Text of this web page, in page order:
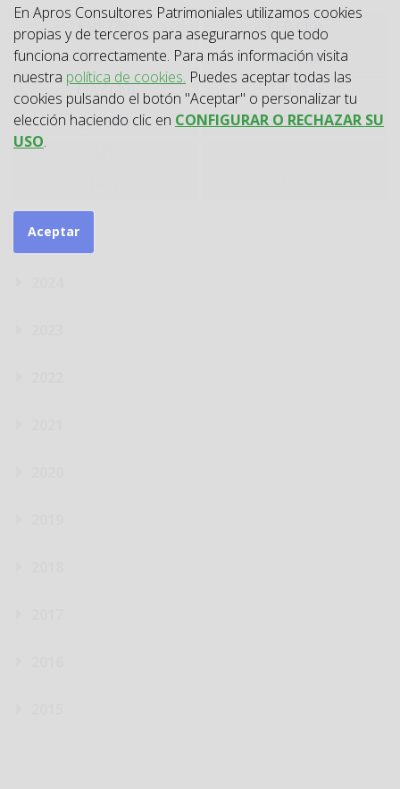
ENE (39)
FEB (40)
MAR (40)
ABR (39)
MAY (40)
JUN (45)
JUL (45)
AGO (9)
2025
En Apros Consultores Patrimoniales utilizamos cookies
propias y de terceros para asegurarnos que todo
funciona correctamente. Para más información visita
nuestra política de cookies. Puedes aceptar todas las
cookies pulsando el botón "Aceptar" o personalizar tu
elección haciendo clic en CONFIGURAR O RECHAZAR SU
USO.
Aceptar